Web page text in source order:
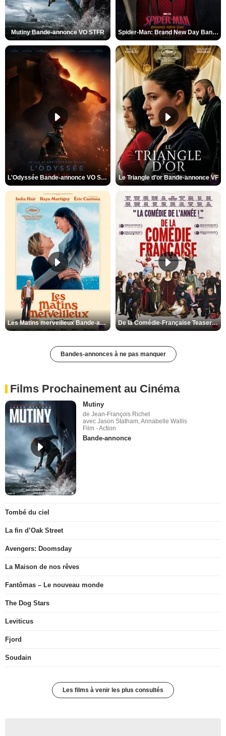
Mutiny Bande-annonce VO STFR Spider-Man: Brand New Day Bande-annonce VO STFR
L'Odyssée Bande-annonce VO STFR Le Triangle d'or Bande-annonce VF
Les Matins merveilleux Bande-annonce VF De la Comédie-Française Teaser VF
Bandes-annonces à ne pas manquer
Films Prochainement au Cinéma
Mutiny
de Jean-François Richet
avec Jason Statham, Annabelle Wallis
Film - Action
Bande-annonce
Tombé du ciel
La fin d’Oak Street
Avengers: Doomsday
La Maison de nos rêves
Fantômas – Le nouveau monde
The Dog Stars
Leviticus
Fjord
Soudain
Les films à venir les plus consultés